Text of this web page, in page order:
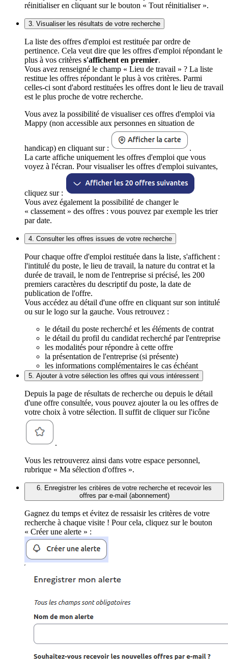
réinitialiser en cliquant sur le bouton « Tout réinitialiser ».
3. Visualiser les résultats de votre recherche
La liste des offres d'emploi est restituée par ordre de
pertinence. Cela veut dire que les offres d'emploi répondant le
plus à vos critères s'affichent en premier.
Vous avez renseigné le champ « Lieu de travail » ? La liste
restitue les offres répondant le plus à vos critères. Parmi
celles-ci sont d'abord restituées les offres dont le lieu de travail
est le plus proche de votre recherche.
Vous avez la possibilité de visualiser ces offres d'emploi via
Mappy (non accessible aux personnes en situation de
handicap) en cliquant sur :
.
La carte affiche uniquement les offres d'emploi que vous
voyez à l'écran. Pour visualiser les offres d'emploi suivantes,
cliquez sur :
Vous avez également la possibilité de changer le
« classement » des offres : vous pouvez par exemple les trier
par date.
4. Consulter les offres issues de votre recherche
Pour chaque offre d'emploi restituée dans la liste, s'affichent :
l'intitulé du poste, le lieu de travail, la nature du contrat et la
durée de travail, le nom de l'entreprise si précisé, les 200
premiers caractères du descriptif du poste, la date de
publication de l'offre.
Vous accédez au détail d'une offre en cliquant sur son intitulé
ou sur le logo sur la gauche. Vous retrouvez :
le détail du poste recherché et les éléments de contrat
le détail du profil du candidat recherché par l'entreprise
les modalités pour répondre à cette offre
la présentation de l'entreprise (si présente)
les informations complémentaires le cas échéant
5. Ajouter à votre sélection les offres qui vous intéressent
Depuis la page de résultats de recherche ou depuis le détail
d'une offre consultée, vous pouvez ajouter la ou les offres de
votre choix à votre sélection. Il suffit de cliquer sur l'icône
.
Vous les retrouverez ainsi dans votre espace personnel,
rubrique « Ma sélection d'offres ».
6. Enregistrer les critères de votre recherche et recevoir les
offres par e-mail (abonnement)
Gagnez du temps et évitez de ressaisir les critères de votre
recherche à chaque visite ! Pour cela, cliquez sur le bouton
« Créer une alerte » :